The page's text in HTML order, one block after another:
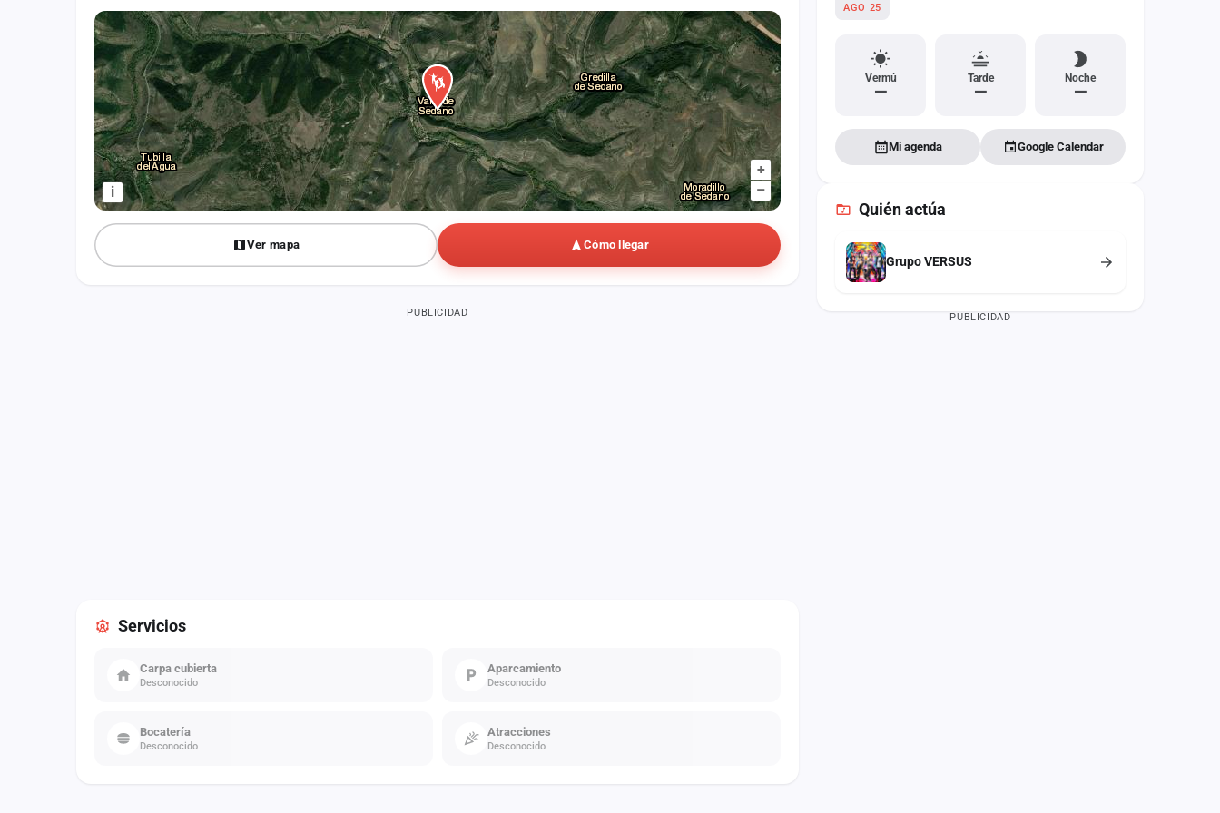
+
–
i
Ver mapa Cómo llegar
PUBLICIDAD
Servicios
Carpa cubierta
Desconocido
Aparcamiento
Desconocido
Bocatería
Desconocido
Atracciones
Desconocido
AGO 25
Vermú
—
Tarde
—
Noche
—
Mi agenda Google Calendar
Quién actúa
Grupo VERSUS
PUBLICIDAD
Iniciar sesión
Crear cuenta